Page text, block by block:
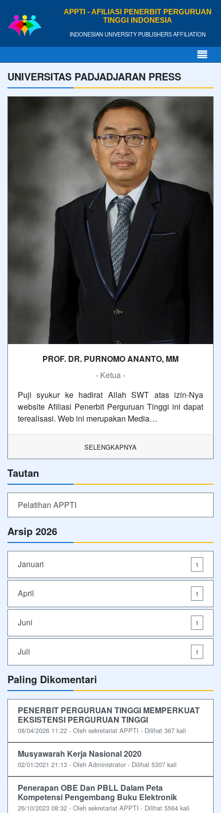
APPTI - AFILIASI PENERBIT PERGURUAN
TINGGI INDONESIA
INDONESIAN UNIVERSITY PUBLISHERS AFFILIATION
UNIVERSITAS PADJADJARAN PRESS
PROF. DR. PURNOMO ANANTO, MM
- Ketua -
Puji syukur ke hadirat Allah SWT atas izin-Nya
website Afiliasi Penerbit Perguruan Tinggi ini dapat
terealisasi. Web ini merupakan Media…
SELENGKAPNYA
Tautan
Pelatihan APPTI
Arsip 2026
Januari 1
April 1
Juni 1
Juli 1
Paling Dikomentari
PENERBIT PERGURUAN TINGGI MEMPERKUAT
EKSISTENSI PERGURUAN TINGGI
08/04/2026 11:22 - Oleh sekretariat APPTI - Dilihat 367 kali
Musyawarah Kerja Nasional 2020
02/01/2021 21:13 - Oleh Administrator - Dilihat 5307 kali
Penerapan OBE Dan PBLL Dalam Peta
Kompetensi Pengembang Buku Elektronik
26/10/2023 08:32 - Oleh sekretariat APPTI - Dilihat 5564 kali